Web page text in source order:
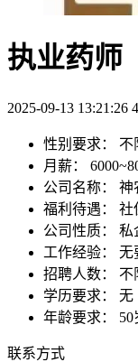
执业药师
2025-09-13 13:21:26
性别要求：
不
月薪：
公司名称：
神
福利待遇：
社
公司性质：
私
工作经验：
无
招聘人数：
不
学历要求：
无
年龄要求：
50
联系方式